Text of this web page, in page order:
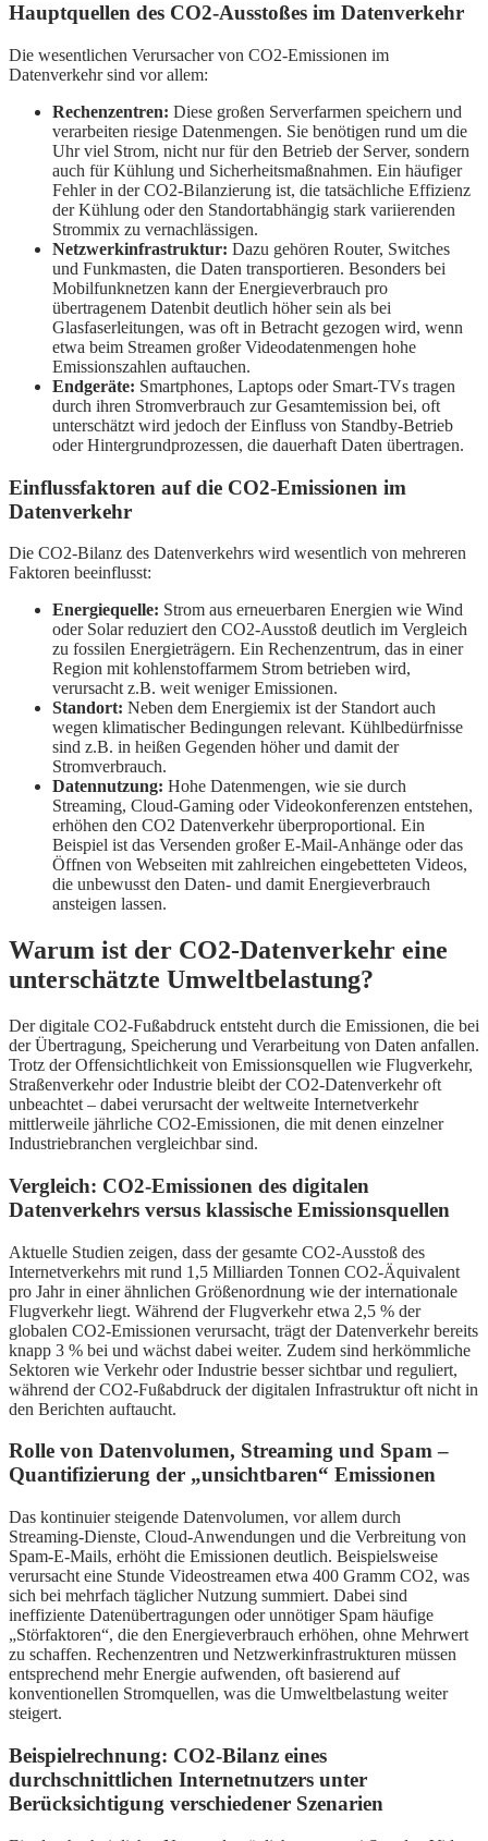
Hauptquellen des CO2-Ausstoßes im Datenverkehr
Die wesentlichen Verursacher von CO2-Emissionen im
Datenverkehr sind vor allem:
Rechenzentren: Diese großen Serverfarmen speichern und
verarbeiten riesige Datenmengen. Sie benötigen rund um die
Uhr viel Strom, nicht nur für den Betrieb der Server, sondern
auch für Kühlung und Sicherheitsmaßnahmen. Ein häufiger
Fehler in der CO2-Bilanzierung ist, die tatsächliche Effizienz
der Kühlung oder den Standortabhängig stark variierenden
Strommix zu vernachlässigen.
Netzwerkinfrastruktur: Dazu gehören Router, Switches
und Funkmasten, die Daten transportieren. Besonders bei
Mobilfunknetzen kann der Energieverbrauch pro
übertragenem Datenbit deutlich höher sein als bei
Glasfaserleitungen, was oft in Betracht gezogen wird, wenn
etwa beim Streamen großer Videodatenmengen hohe
Emissionszahlen auftauchen.
Endgeräte: Smartphones, Laptops oder Smart-TVs tragen
durch ihren Stromverbrauch zur Gesamtemission bei, oft
unterschätzt wird jedoch der Einfluss von Standby-Betrieb
oder Hintergrundprozessen, die dauerhaft Daten übertragen.
Einflussfaktoren auf die CO2-Emissionen im
Datenverkehr
Die CO2-Bilanz des Datenverkehrs wird wesentlich von mehreren
Faktoren beeinflusst:
Energiequelle: Strom aus erneuerbaren Energien wie Wind
oder Solar reduziert den CO2-Ausstoß deutlich im Vergleich
zu fossilen Energieträgern. Ein Rechenzentrum, das in einer
Region mit kohlenstoffarmem Strom betrieben wird,
verursacht z.B. weit weniger Emissionen.
Standort: Neben dem Energiemix ist der Standort auch
wegen klimatischer Bedingungen relevant. Kühlbedürfnisse
sind z.B. in heißen Gegenden höher und damit der
Stromverbrauch.
Datennutzung: Hohe Datenmengen, wie sie durch
Streaming, Cloud-Gaming oder Videokonferenzen entstehen,
erhöhen den CO2 Datenverkehr überproportional. Ein
Beispiel ist das Versenden großer E-Mail-Anhänge oder das
Öffnen von Webseiten mit zahlreichen eingebetteten Videos,
die unbewusst den Daten- und damit Energieverbrauch
ansteigen lassen.
Warum ist der CO2-Datenverkehr eine
unterschätzte Umweltbelastung?
Der digitale CO2-Fußabdruck entsteht durch die Emissionen, die bei
der Übertragung, Speicherung und Verarbeitung von Daten anfallen.
Trotz der Offensichtlichkeit von Emissionsquellen wie Flugverkehr,
Straßenverkehr oder Industrie bleibt der CO2-Datenverkehr oft
unbeachtet – dabei verursacht der weltweite Internetverkehr
mittlerweile jährliche CO2-Emissionen, die mit denen einzelner
Industriebranchen vergleichbar sind.
Vergleich: CO2-Emissionen des digitalen
Datenverkehrs versus klassische Emissionsquellen
Aktuelle Studien zeigen, dass der gesamte CO2-Ausstoß des
Internetverkehrs mit rund 1,5 Milliarden Tonnen CO2-Äquivalent
pro Jahr in einer ähnlichen Größenordnung wie der internationale
Flugverkehr liegt. Während der Flugverkehr etwa 2,5 % der
globalen CO2-Emissionen verursacht, trägt der Datenverkehr bereits
knapp 3 % bei und wächst dabei weiter. Zudem sind herkömmliche
Sektoren wie Verkehr oder Industrie besser sichtbar und reguliert,
während der CO2-Fußabdruck der digitalen Infrastruktur oft nicht in
den Berichten auftaucht.
Rolle von Datenvolumen, Streaming und Spam –
Quantifizierung der „unsichtbaren“ Emissionen
Das kontinuier steigende Datenvolumen, vor allem durch
Streaming-Dienste, Cloud-Anwendungen und die Verbreitung von
Spam-E-Mails, erhöht die Emissionen deutlich. Beispielsweise
verursacht eine Stunde Videostreamen etwa 400 Gramm CO2, was
sich bei mehrfach täglicher Nutzung summiert. Dabei sind
ineffiziente Datenübertragungen oder unnötiger Spam häufige
„Störfaktoren“, die den Energieverbrauch erhöhen, ohne Mehrwert
zu schaffen. Rechenzentren und Netzwerkinfrastrukturen müssen
entsprechend mehr Energie aufwenden, oft basierend auf
konventionellen Stromquellen, was die Umweltbelastung weiter
steigert.
Beispielrechnung: CO2-Bilanz eines
durchschnittlichen Internetnutzers unter
Berücksichtigung verschiedener Szenarien